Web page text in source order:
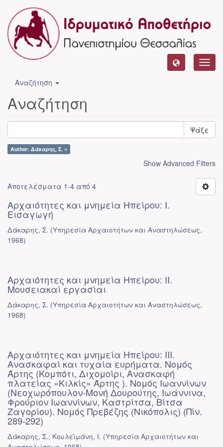
Αναζήτηση
Αναζήτηση
Ψάξε
Author: Δάκαρης, Σ. ×
Show Advanced Filters
Αποτελέσματα 1-4 από 4
Αρχαιότητες και μνημεία Ηπείρου: I.
Εισαγωγή
Δάκαρης, Σ. (Υπηρεσία Αρχαιοτήτων και Αναστηλώσεως,
1968)
Αρχαιότητες και μνημεία Ηπείρου: ΙΙ.
Μουσειακαί εργασίαι
Δάκαρης, Σ. (Υπηρεσία Αρχαιοτήτων και Αναστηλώσεως,
1968)
Αρχαιότητες και μνημεία Ηπείρου: III.
Ανασκαφαί και τυχαία ευρήματα. Νομός
Άρτης (Κομπότι, Διχομοίρι, Ανασκαφή
πλατείας «Κιλκίς» Άρτης ). Νομός Ιωαννίνων
(Νεοχωρόπουλον-Μονή Δουρούτης, Ιωάννινα,
Φρούριον Ιωαννίνων, Καστρίτσα, Βίτσα
Ζαγορίου). Νομός Πρεβέζης (Νικόπολις) (Πίν.
289-292)
Δάκαρης, Σ.; Κουλεϊμάνη, Ι. (Υπηρεσία Αρχαιοτήτων και